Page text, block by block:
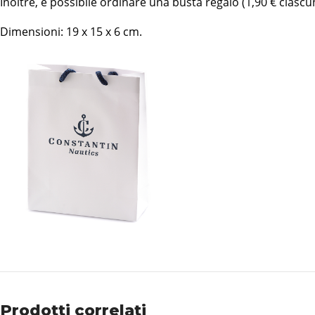
Dimensioni: 19 x 15 x 6 cm.
Prodotti correlati